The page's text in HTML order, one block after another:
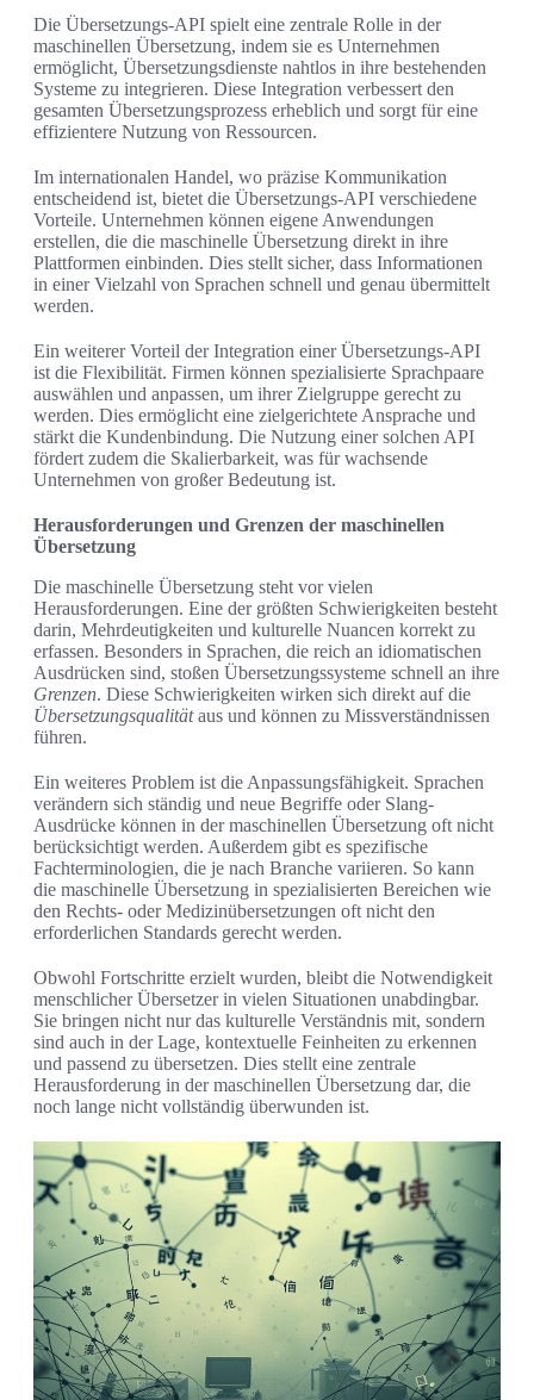
Die Übersetzungs-API spielt eine zentrale Rolle in der
maschinellen Übersetzung, indem sie es Unternehmen
ermöglicht, Übersetzungsdienste nahtlos in ihre bestehenden
Systeme zu integrieren. Diese Integration verbessert den
gesamten Übersetzungsprozess erheblich und sorgt für eine
effizientere Nutzung von Ressourcen.
Im internationalen Handel, wo präzise Kommunikation
entscheidend ist, bietet die Übersetzungs-API verschiedene
Vorteile. Unternehmen können eigene Anwendungen
erstellen, die die maschinelle Übersetzung direkt in ihre
Plattformen einbinden. Dies stellt sicher, dass Informationen
in einer Vielzahl von Sprachen schnell und genau übermittelt
werden.
Ein weiterer Vorteil der Integration einer Übersetzungs-API
ist die Flexibilität. Firmen können spezialisierte Sprachpaare
auswählen und anpassen, um ihrer Zielgruppe gerecht zu
werden. Dies ermöglicht eine zielgerichtete Ansprache und
stärkt die Kundenbindung. Die Nutzung einer solchen API
fördert zudem die Skalierbarkeit, was für wachsende
Unternehmen von großer Bedeutung ist.
Herausforderungen und Grenzen der maschinellen
Übersetzung
Die maschinelle Übersetzung steht vor vielen
Herausforderungen. Eine der größten Schwierigkeiten besteht
darin, Mehrdeutigkeiten und kulturelle Nuancen korrekt zu
erfassen. Besonders in Sprachen, die reich an idiomatischen
Ausdrücken sind, stoßen Übersetzungssysteme schnell an ihre
Grenzen. Diese Schwierigkeiten wirken sich direkt auf die
Übersetzungsqualitätaus und können zu Missverständnissen
führen.
Ein weiteres Problem ist die Anpassungsfähigkeit. Sprachen
verändern sich ständig und neue Begriffe oder Slang-
Ausdrücke können in der maschinellen Übersetzung oft nicht
berücksichtigt werden. Außerdem gibt es spezifische
Fachterminologien, die je nach Branche variieren. So kann
die maschinelle Übersetzung in spezialisierten Bereichen wie
den Rechts- oder Medizinübersetzungen oft nicht den
erforderlichen Standards gerecht werden.
Obwohl Fortschritte erzielt wurden, bleibt die Notwendigkeit
menschlicher Übersetzer in vielen Situationen unabdingbar.
Sie bringen nicht nur das kulturelle Verständnis mit, sondern
sind auch in der Lage, kontextuelle Feinheiten zu erkennen
und passend zu übersetzen. Dies stellt eine zentrale
Herausforderung in der maschinellen Übersetzung dar, die
noch lange nicht vollständig überwunden ist.